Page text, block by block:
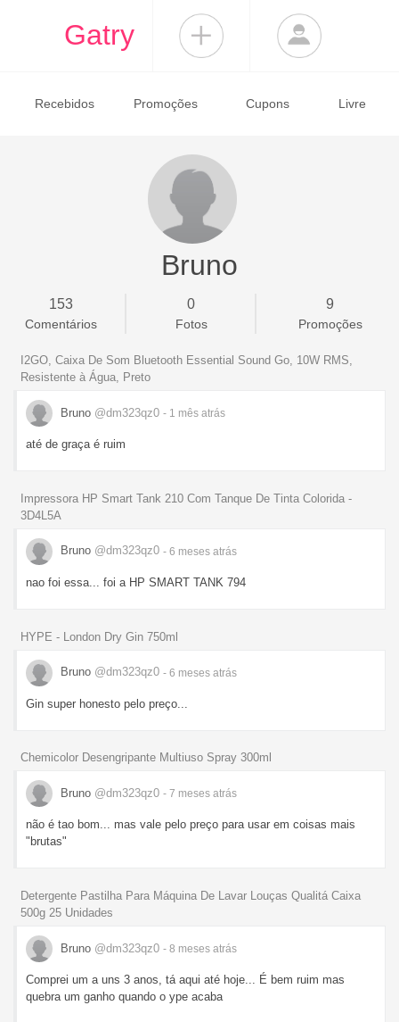
Gatry
Recebidos Promoções Cupons Livre
Bruno
153
Comentários
0
Fotos
9
Promoções
I2GO, Caixa De Som Bluetooth Essential Sound Go, 10W RMS,
Resistente à Água, Preto
Bruno @dm323qz0 - 1 mês atrás
até de graça é ruim
Impressora HP Smart Tank 210 Com Tanque De Tinta Colorida -
3D4L5A
Bruno @dm323qz0 - 6 meses atrás
nao foi essa... foi a HP SMART TANK 794
HYPE - London Dry Gin 750ml
Bruno @dm323qz0 - 6 meses atrás
Gin super honesto pelo preço...
Chemicolor Desengripante Multiuso Spray 300ml
Bruno @dm323qz0 - 7 meses atrás
não é tao bom... mas vale pelo preço para usar em coisas mais
"brutas"
Detergente Pastilha Para Máquina De Lavar Louças Qualitá Caixa
500g 25 Unidades
Bruno @dm323qz0 - 8 meses atrás
Comprei um a uns 3 anos, tá aqui até hoje... É bem ruim mas
quebra um ganho quando o ype acaba